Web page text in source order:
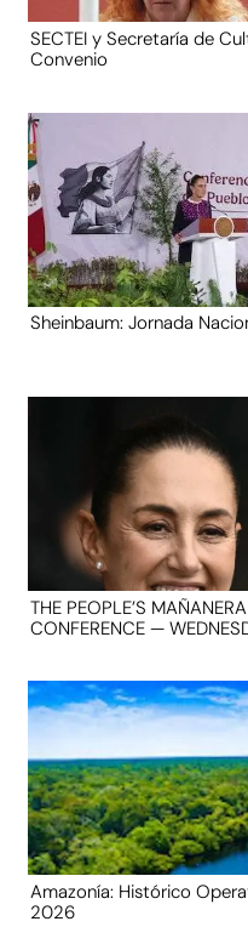
SECTEI y Secretaría de
Convenio
Sheinbaum: Jornada
THE PEOPLE’S
CONFERENCE —
Amazonía: Histórico
2026